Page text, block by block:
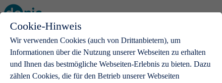
Cookie-Hinweis
Wir verwenden Cookies (auch von Drittanbietern), um
Informationen über die Nutzung unserer Webseiten zu erhalten
und Ihnen das bestmögliche Webseiten-Erlebnis zu bieten. Dazu
zählen Cookies, die für den Betrieb unserer Webseiten
Open main menu